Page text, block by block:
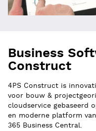
Business
Construct
4PS Construct is
voor bouw &
cloudservice gebaseerd
en moderne platform
365 Business Central.